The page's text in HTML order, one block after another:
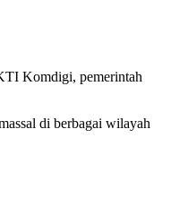
Komdigi, pemerintah
di berbagai wilayah